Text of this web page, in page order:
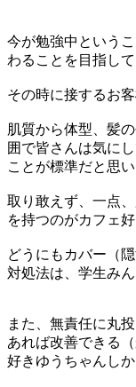
今が勉強中という
わることを目指し
その時に接するお
肌質から体型、髪
囲で皆さんは気に
ことが標準だと思い
取り敢えず、一点
を持つのがカフェ
どうにもカバー（
対処法は、学生み
また、無責任に丸
あれば改善できる
好きゆうちゃんしか